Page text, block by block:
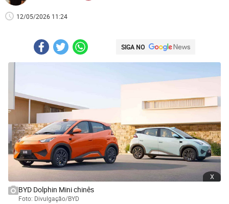
12/05/2026 11:24
SIGA NO
x
BYD Dolphin Mini chinês
Foto: Divulgação/BYD